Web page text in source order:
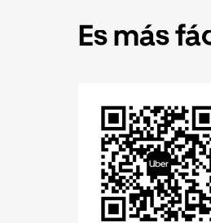
Es más